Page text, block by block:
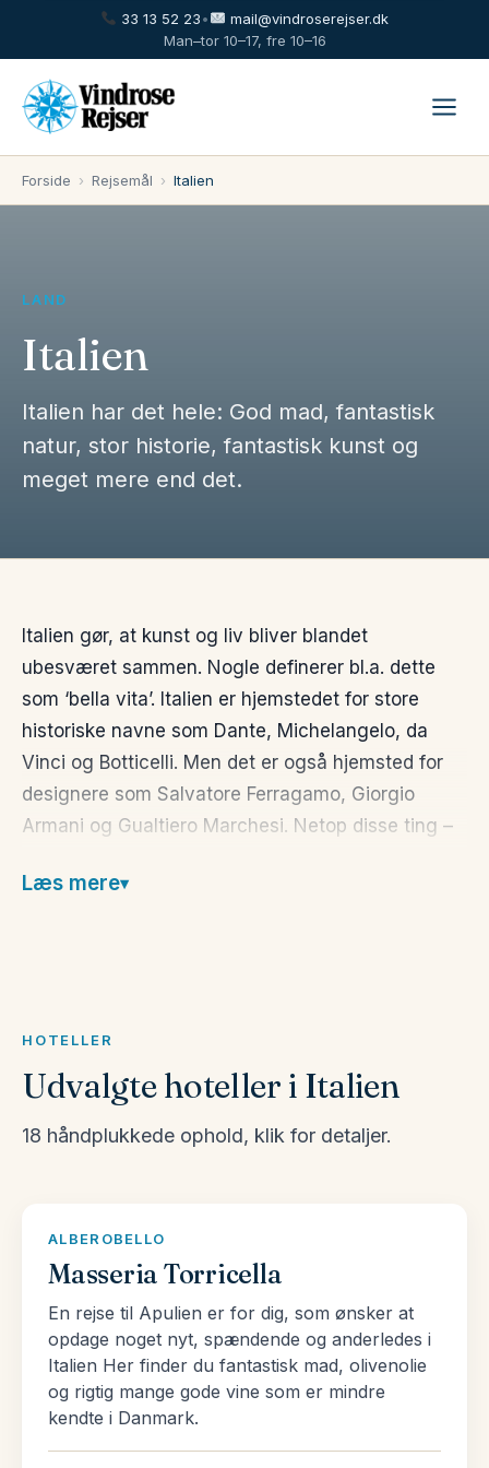
33 13 52 23•
mail@vindroserejser.dk
Man–tor 10–17, fre 10–16
Forside › Rejsemål › Italien
LAND
Italien
Italien har det hele: God mad, fantastisk
natur, stor historie, fantastisk kunst og
meget mere end det.
Italien gør, at kunst og liv bliver blandet
ubesværet sammen. Nogle definerer bl.a. dette
som ‘bella vita’. Italien er hjemstedet for store
historiske navne som Dante, Michelangelo, da
Vinci og Botticelli. Men det er også hjemsted for
designere som Salvatore Ferragamo, Giorgio
Armani og Gualtiero Marchesi. Netop disse ting –
kunne opleve som roden til den italienske patologi.
Et land af passioner
Et overraskende stort antal italienere interesserer
opmærksomhed på livets små detaljer. Så sæt
tempoet ned, og begynd at tage livets detaljer til
efterretning og nyd din egen ‘bella vita’.
Man kan heller ikke sige Italien uden at tænke på
mad. Italien er helt bogstaveligt en fest af
Læs mere
HOTELLER
Udvalgte hoteller i Italien
18 håndplukkede ophold, klik for detaljer.
ALBEROBELLO
Masseria Torricella
En rejse til Apulien er for dig, som ønsker at
opdage noget nyt, spændende og anderledes i
Italien Her finder du fantastisk mad, olivenolie
og rigtig mange gode vine som er mindre
kendte i Danmark.